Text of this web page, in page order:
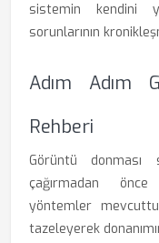
sistemin kendini
sorunlarının
Adım Adım
Rehberi
Görüntü donması
çağırmadan
yöntemler mevcuttur.
tazeleyerek